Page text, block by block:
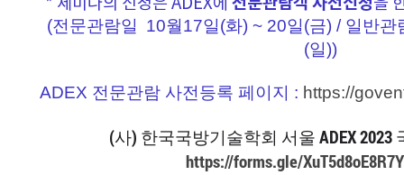
* 세미나의 신청은 ADEX에
을
(전문관람일
10월17일(화) ~ 20일(금) / 일반관
(일))
ADEX 전문관람 사전등록 페이지 : https://
(사) 한국국방기술학회 서울 ADEX 2023
https://forms.gle/